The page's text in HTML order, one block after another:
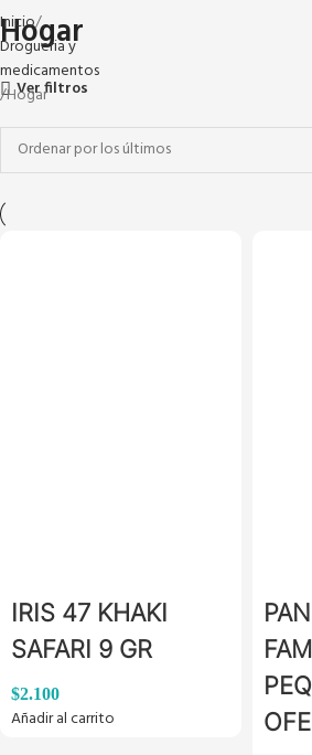
Inicio
Drogueria y
medicamentos
Hogar
Hogar
Ver filtros
IRIS 47 KHAKI
SAFARI 9 GR
$2.100
Añadir al carrito